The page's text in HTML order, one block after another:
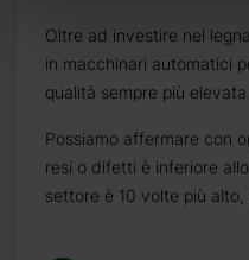
Oltre ad investire nel
in macchinari automatici
qualità sempre più elevata.
Possiamo affermare con
resi o difetti è inferiore
settore è 10 volte più alto,